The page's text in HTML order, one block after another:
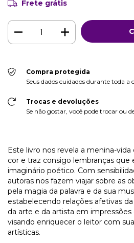
Frete grátis
Compra protegida
Seus dados cuidados durante toda a
Trocas e devoluções
Se não gostar, você pode trocar ou
Este livro nos revela a menina-
cor e traz consigo lembranças que
imaginário poético. Com
autoras nos fazem viajar sobre as
pela magia da palavra e da sua
estabelecendo relações afetivas
da arte e da artista em
visando enriquecer o leitor com
artísticas.